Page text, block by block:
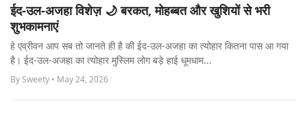
CONTACT NAME IDEAS
MORE
ईद-उल-अजहा विशेज़ 🌙 बरकत, मोहब्बत और खुशियों से भरी
शुभकामनाएं
हे एव्रीवन आप सब तो जानते ही है की ईद-उल-अजहा का त्योहार कितना पास आ गया
है। ईद-उल-अजहा का त्योहार मुस्लिम लोग बड़े हाई धूमधाम...
By Sweety • May 24, 2026